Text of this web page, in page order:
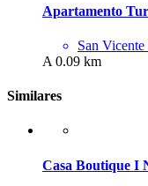
Apartamento
San
A 0.09 km
Similares
Casa Boutique I